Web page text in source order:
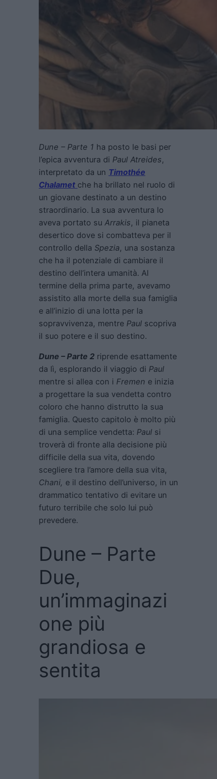
Dune – Parte 1 ha posto le basi per
l’epica avventura di Paul Atreides,
interpretato da un Timothée
Chalamet che ha brillato nel ruolo di
un giovane destinato a un destino
straordinario. La sua avventura lo
aveva portato su Arrakis, il pianeta
desertico dove si combatteva per il
controllo della Spezia, una sostanza
che ha il potenziale di cambiare il
destino dell’intera umanità. Al
termine della prima parte, avevamo
assistito alla morte della sua famiglia
e all’inizio di una lotta per la
sopravvivenza, mentre Paul scopriva
il suo potere e il suo destino.
Dune – Parte 2 riprende esattamente
da lì, esplorando il viaggio di Paul
mentre si allea con i Fremen e inizia
a progettare la sua vendetta contro
coloro che hanno distrutto la sua
famiglia. Questo capitolo è molto più
di una semplice vendetta: Paul si
troverà di fronte alla decisione più
difficile della sua vita, dovendo
scegliere tra l’amore della sua vita,
Chani, e il destino dell’universo, in un
drammatico tentativo di evitare un
futuro terribile che solo lui può
prevedere.
Dune – Parte
Due,
un’immaginazi
one più
grandiosa e
sentita